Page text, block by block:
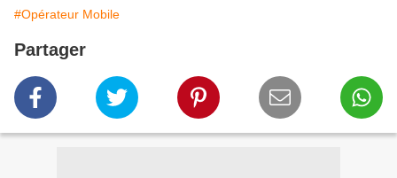
#Opérateur Mobile
Partager